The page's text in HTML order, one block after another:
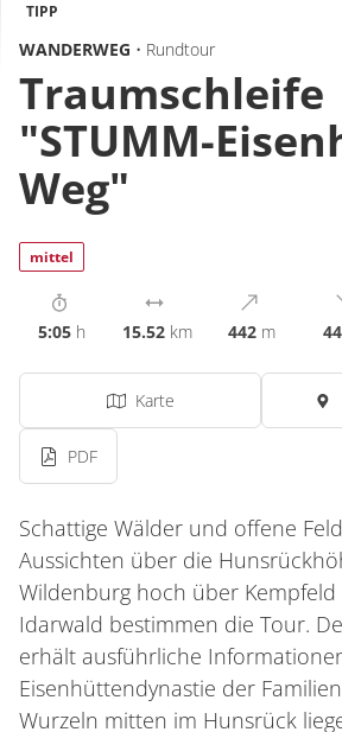
TIPP
WANDERWEG • Rundtour
Traumschleife
"STUMM-
Weg"
mittel
5:05 h 15.52 km 442 m
Karte
PDF
Schattige Wälder und offene
Aussichten über die
Wildenburg hoch über
Idarwald bestimmen die Tour.
erhält ausführliche
Eisenhüttendynastie der
Wurzeln mitten im Hunsrück